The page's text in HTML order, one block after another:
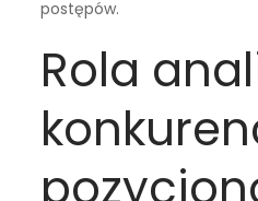
postępów.
Rola